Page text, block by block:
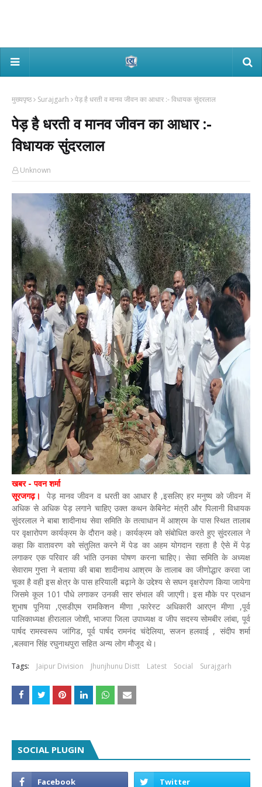
मुख्यपृष्ठ Surajgarh पेड़ है धरती व मानव जीवन का आधार :- विधायक सुंदरलाल
पेड़ है धरती व मानव जीवन का आधार :-
विधायक सुंदरलाल
Unknown
खबर - पवन शर्मा
सूरजगढ़।
पेड़ मानव जीवन व धरती का आधार है ,इसलिए हर मनुष्य को जीवन में
अधिक से अधिक पेड़ लगाने चाहिए उक्त कथन केबिनेट मंत्री और पिलानी विधायक
सुंदरलाल ने बाबा शादीनाथ सेवा समिति के तत्वाधान में आश्रम के पास स्थित तालाब
पर वृक्षारोपण कार्यक्रम के दौरान कहे। कार्यक्रम को संबोधित करते हुए सुंदरलाल ने
कहा कि वातावरण को संतुलित करने में पेड का अहम योगदान रहता है ऐसे में पेड़
लगाकर एक परिवार की भांति उनका पोषण करना चाहिए। सेवा समिति के अध्यक्ष
सेवाराम गुप्ता ने बताया की बाबा शादीनाथ आश्रम के तालाब का जीणोद्धार करवा जा
चूका है वही इस क्षेत्र के पास हरियाली बढ़ाने के उद्देश्य से सघन वृक्षरोपण किया जायेगा
जिसमे कूल 101 पौधे लगाकर उनकी सार संभाल की जाएगी। इस मौके पर प्रधान
शुभाष पूनिया ,एसडीएम रामकिशन मीणा ,फारेस्ट अधिकारी आरएन मीणा ,पूर्व
पालिकाध्यक्ष हीरालाल जोशी, भाजपा जिला उपाध्यक्ष व जीप सदस्य सोमबीर लांबा, पूर्व
पार्षद रामस्वरूप जांगिड, पूर्व पार्षद रामनंद चंदेलिया, सजन हलवाई , संदीप शर्मा
,बलवान सिंह रघुनाथपुरा सहित अन्य लोग मौजूद थे।
Tags: Jaipur Division Jhunjhunu Distt Latest Social Surajgarh
SOCIAL PLUGIN